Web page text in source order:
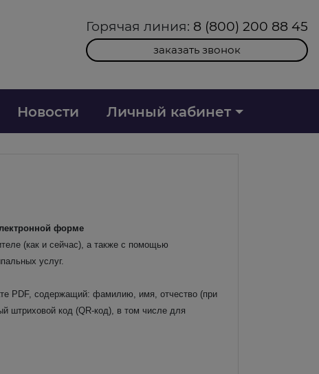
Горячая линия: 8 (800) 200 88 45
заказать звонок
Новости Личный кабинет
форме
(как и сейчас), а также с помощью
услуг.
PDF, содержащий: фамилию, имя, отчество (при
штриховой код (QR-код), в том числе для